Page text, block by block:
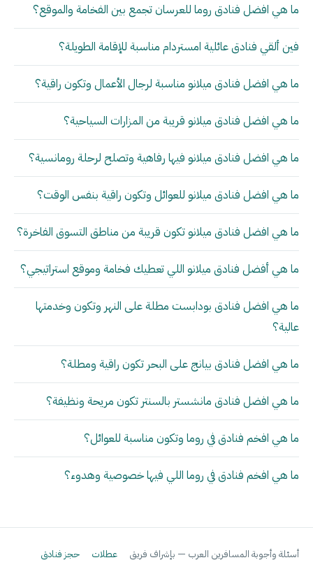
ما هي افضل فنادق روما للعرسان تجمع بين الفخامة والموقع؟
فين ألقي فنادق عائلية امستردام مناسبة للإقامة الطويلة؟
ما هي افضل فنادق ميلانو مناسبة لرجال الأعمال وتكون راقية؟
ما هي افضل فنادق ميلانو قريبة من المزارات السياحية؟
ما هي افضل فنادق ميلانو فيها رفاهية وتصلح لرحلة رومانسية؟
ما هي افضل فنادق ميلانو للعوائل وتكون راقية بنفس الوقت؟
ما هي افضل فنادق ميلانو تكون قريبة من مناطق التسوق الفاخرة؟
ما هي أفضل فنادق ميلانو اللي تعطيك فخامة وموقع استراتيجي؟
ما هي افضل فنادق بودابست مطلة على النهر وتكون وخدمتها
عالية؟
ما هي افضل فنادق بيانج على البحر تكون راقية ومطلة؟
ما هي افضل فنادق مانشستر بالسنتر تكون مريحة ونظيفة؟
ما هي افخم فنادق في روما وتكون مناسبة للعوائل؟
ما هي افخم فنادق في روما اللي فيها خصوصية وهدوء؟
أسئلة وأجوبة المسافرين العرب — بإشراف فريق عطلات حجز فنادق